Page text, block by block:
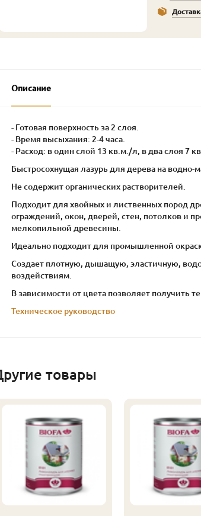
Описание
- Готовая поверхность за 2 слоя.
- Время высыхания: 2-4 часа.
- Расход: в один слой 13 кв.м./л, в два слоя 7
Быстросохнущая лазурь для дерева на водно-
Не содержит органических растворителей.
Подходит для хвойных и лиственных пород
ограждений, окон, дверей, стен, потолков и
мелкопильной древесины.
Идеально подходит для промышленной
Создает плотную, дышащую, эластичную,
воздействиям.
В зависимости от цвета позволяет получить
Техническое руководство
товары